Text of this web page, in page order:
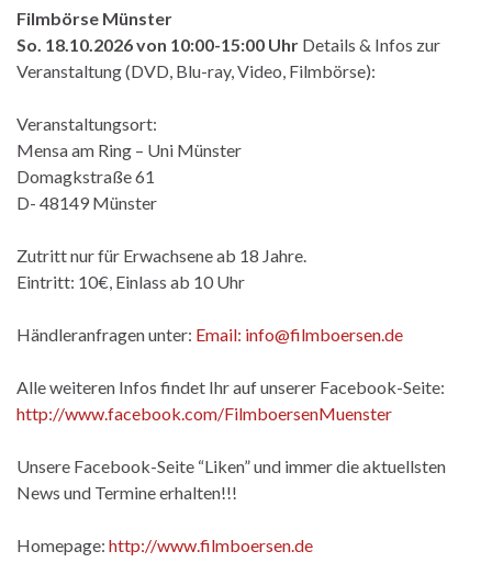
Filmbörse Münster
So. 18.10.2026 von 10:00-15:00 Uhr Details & Infos zur
Veranstaltung (DVD, Blu-ray, Video, Filmbörse):
Veranstaltungsort:
Mensa am Ring – Uni Münster
Domagkstraße 61
D- 48149 Münster
Zutritt nur für Erwachsene ab 18 Jahre.
Eintritt: 10€, Einlass ab 10 Uhr
Händleranfragen unter: Email: info@filmboersen.de
Alle weiteren Infos findet Ihr auf unserer Facebook-Seite:
http://www.facebook.com/FilmboersenMuenster
Unsere Facebook-Seite “Liken” und immer die aktuellsten
News und Termine erhalten!!!
Homepage: http://www.filmboersen.de